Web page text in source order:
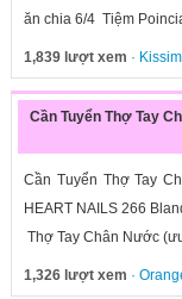
ăn chia 6/4 Tiệm
1,839 lượt xem ·
Cần Tuyển Thợ Tay
Cần Tuyển Thợ Tay
HEART NAILS 266
Thợ Tay Chân Nước
1,326 lượt xem ·